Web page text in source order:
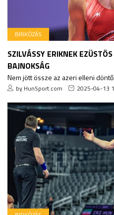
BIRKÓZÁS
SZILVÁSSY ERIKNEK
BAJNOKSÁG
Nem jött össze az azeri elleni döntő
by HunSport.com 2025-04-13